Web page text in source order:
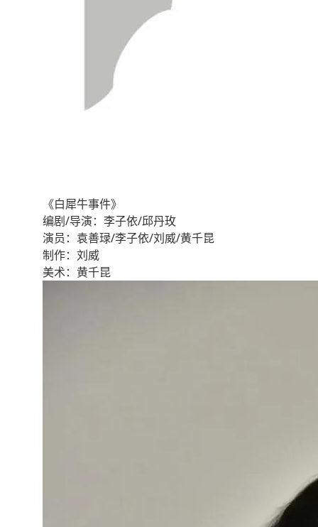
《白犀牛事件》
编剧/导演：李子依/邱丹玫
演员：袁善琭/李子依/刘威/黄千昆
制作：刘威
美术：黄千昆